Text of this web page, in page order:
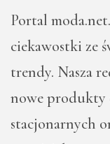
Portal
ciekawostki ze
trendy. Nasza
nowe produkty
stacjonarnych